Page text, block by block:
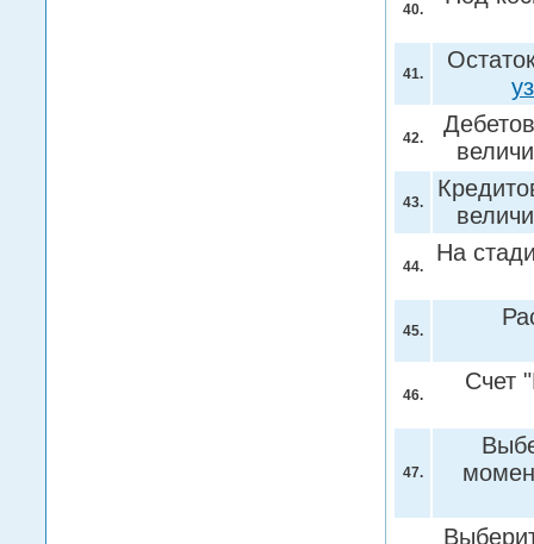
40.
41.
42.
43.
44.
На
45.
46.
Счет
47.